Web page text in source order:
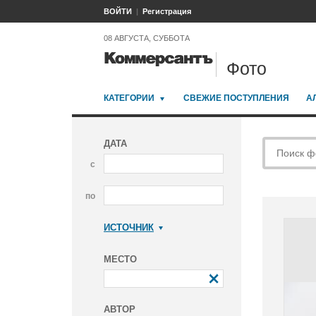
ВОЙТИ Регистрация
08 АВГУСТА, СУББОТА
Фото
КАТЕГОРИИ СВЕЖИЕ ПОСТУПЛЕНИЯ
ДАТА
с
по
ИСТОЧНИК
МЕСТО
АВТОР